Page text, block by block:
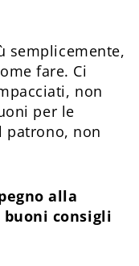
semplicemente,
fare. Ci
non
per le
patrono, non
alla
buoni consigli